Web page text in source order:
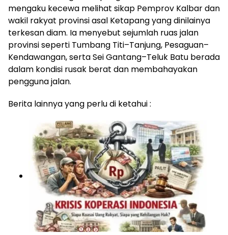
mengaku kecewa melihat sikap Pemprov Kalbar dan
wakil rakyat provinsi asal Ketapang yang dinilainya
terkesan diam. Ia menyebut sejumlah ruas jalan
provinsi seperti Tumbang Titi–Tanjung, Pesaguan–
Kendawangan, serta Sei Gantang–Teluk Batu berada
dalam kondisi rusak berat dan membahayakan
pengguna jalan.
Berita lainnya yang perlu di ketahui :